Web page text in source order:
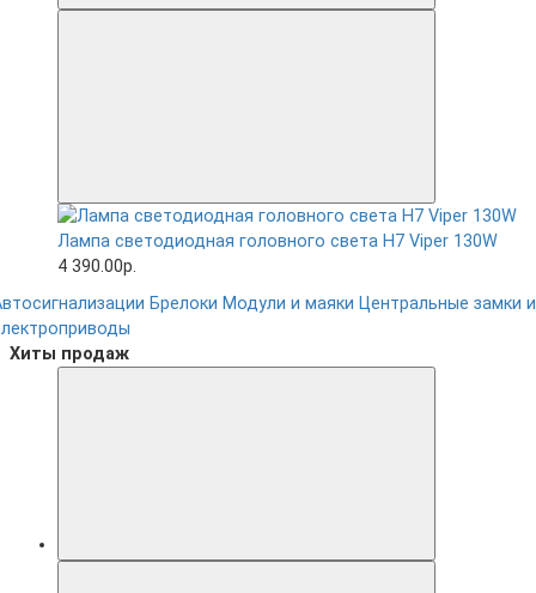
Лампа светодиодная головного света H7 Viper 130W
4 390.00р.
Брелоки Модули и маяки Центральные замки и
Хиты продаж